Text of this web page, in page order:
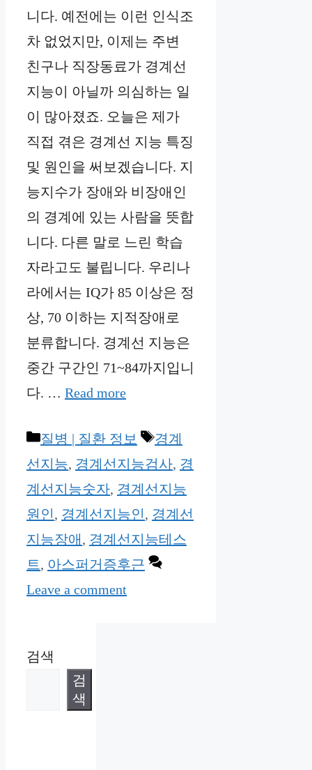
니다. 예전에는 이런 인식조
차 없었지만, 이제는 주변
친구나 직장동료가 경계선
지능이 아닐까 의심하는 일
이 많아졌죠. 오늘은 제가
직접 겪은 경계선 지능 특징
및 원인을 써보겠습니다. 지
능지수가 장애와 비장애인
의 경계에 있는 사람을 뜻합
니다. 다른 말로 느린 학습
자라고도 불립니다. 우리나
라에서는 IQ가 85 이상은 정
상, 70 이하는 지적장애로
분류합니다. 경계선 지능은
중간 구간인 71~84까지입니
다. … Read more
Categories
질병 | 질환 정보 Tags
경계
선지능, 경계선지능검사, 경
계선지능숫자, 경계선지능
원인, 경계선지능인, 경계선
지능장애 , 경계선지능테스
트, 아스퍼거증후근
Leave a comment
검색
검
색